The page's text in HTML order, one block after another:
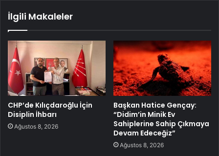
İlgili Makaleler
CHP’de Kılıçdaroğlu İçin
Disiplin İhbarı
Ağustos 8, 2026
Başkan Hatice Gençay:
“Didim’in Minik Ev
Sahiplerine Sahip Çıkmaya
Devam Edeceğiz”
Ağustos 8, 2026